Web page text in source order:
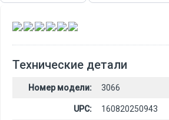
, , , , ,
Технические детали
Номер модели: 3066
UPC: 160820250943